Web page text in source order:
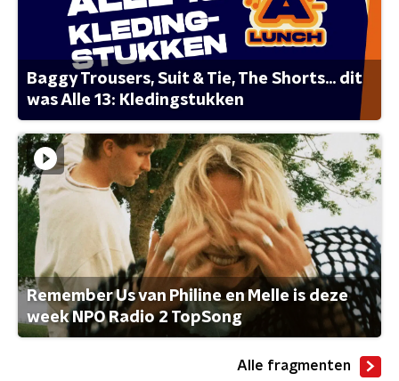
Baggy Trousers, Suit & Tie, The Shorts... dit
was Alle 13: Kledingstukken
Remember Us van Philine en Melle is deze
week NPO Radio 2 TopSong
Alle fragmenten